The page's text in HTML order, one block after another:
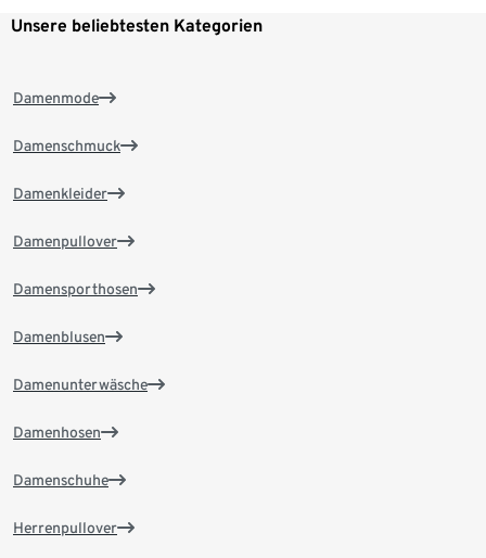
Unsere beliebtesten Kategorien
Damenmode
Damenschmuck
Damenkleider
Damenpullover
Damensporthosen
Damenblusen
Damenunterwäsche
Damenhosen
Damenschuhe
Herrenpullover